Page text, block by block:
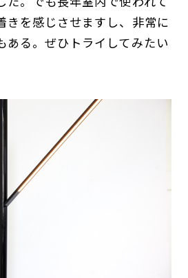
きを感じさせますし、非常に
ある。ぜひトライしてみたい